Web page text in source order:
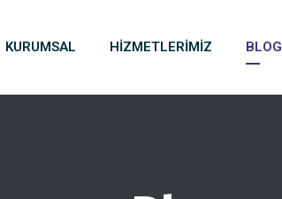
KURUMSAL HIZMETLERIMIZ BLOG